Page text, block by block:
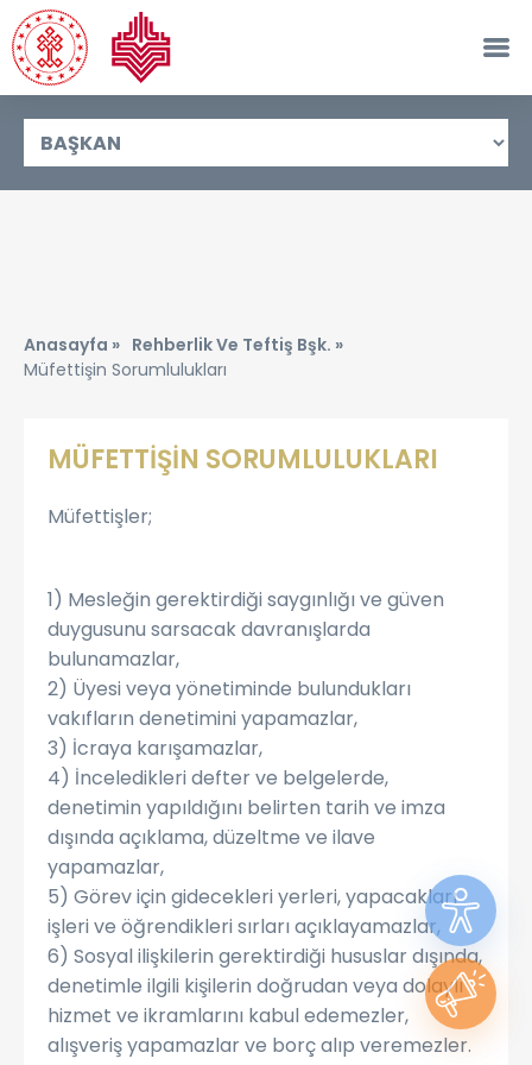
Anasayfa » Rehberlik Ve Teftiş Bşk. »
Müfettişin Sorumlulukları
MÜFETTİŞİN SORUMLULUKLARI
Müfettişler;
1) Mesleğin gerektirdiği saygınlığı ve güven
duygusunu sarsacak davranışlarda
bulunamazlar,
2) Üyesi veya yönetiminde bulundukları
vakıfların denetimini yapamazlar,
3) İcraya karışamazlar,
4) İnceledikleri defter ve belgelerde,
denetimin yapıldığını belirten tarih ve imza
dışında açıklama, düzeltme ve ilave
yapamazlar,
5) Görev için gidecekleri yerleri, yapacakları
işleri ve öğrendikleri sırları açıklayamazlar,
6) Sosyal ilişkilerin gerektirdiği hususlar dışında,
denetimle ilgili kişilerin doğrudan veya dolaylı
hizmet ve ikramlarını kabul edemezler,
alışveriş yapamazlar ve borç alıp veremezler.